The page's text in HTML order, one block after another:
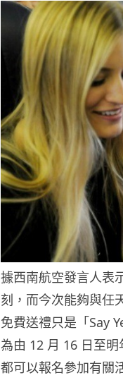
據西南航空發言人表
刻，而今次能夠與任
免費送禮只是「Say
為由 12 月 16 日至
都可以報名參加有關